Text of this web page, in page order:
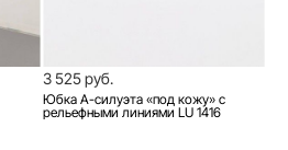
3 525 руб.
Юбка А-силуэта «под кожу» c
рельефными линиями LU 1416